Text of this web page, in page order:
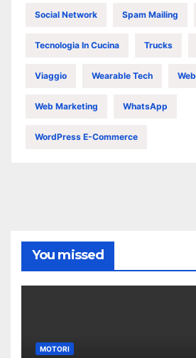
Social Network Spam Mailing
Tecnologia In Cucina Trucks
Viaggio Wearable Tech Web
Web Marketing WhatsApp
WordPress E-Commerce
You missed
MOTORI